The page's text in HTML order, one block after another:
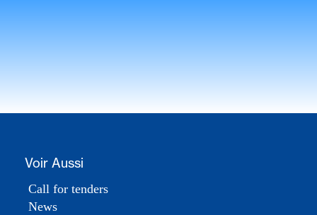
Voir Aussi
Call for tenders
News